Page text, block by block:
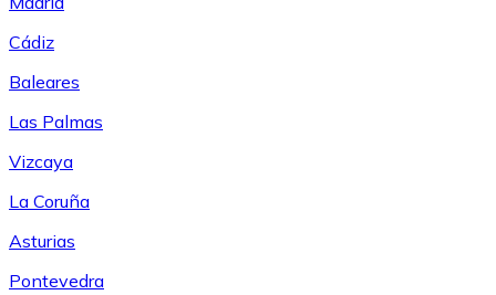
Cádiz
Baleares
Las Palmas
Vizcaya
La Coruña
Asturias
Pontevedra